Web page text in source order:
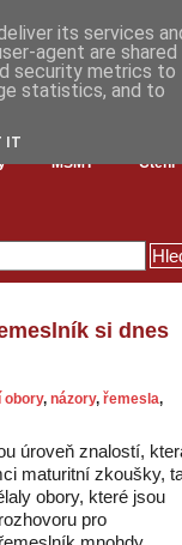
MŠMT Čtení
si dnes
obory, názory, řemesla,
úroveň znalostí,
maturitní zkoušky,
obory, které jsou
pro
its services
agent are shared
security metrics to
statistics, and to
IT